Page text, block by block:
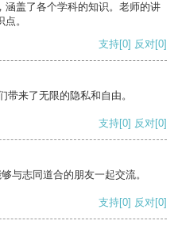
涵盖了各个学科的知识。老师的讲
。
支持[0] 反对[0]
来了无限的隐私和自由。
支持[0] 反对[0]
与志同道合的朋友一起交流。
支持[0] 反对[0]